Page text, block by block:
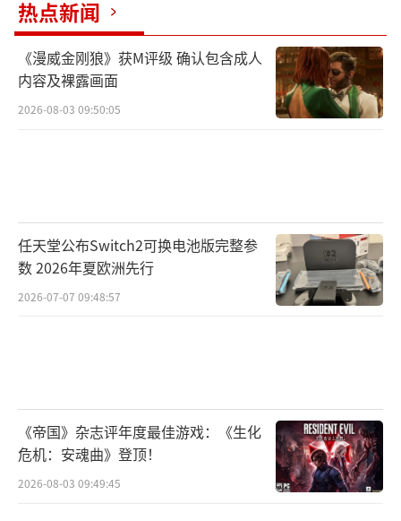
热点新闻
《漫威金刚狼》获M评级 确认包含成人
内容及裸露画面
2026-08-03 09:50:05
任天堂公布Switch2可换电池版完整参
数 2026年夏欧洲先行
2026-07-07 09:48:57
《帝国》杂志评年度最佳游戏：《生化
危机：安魂曲》登顶！
2026-08-03 09:49:45